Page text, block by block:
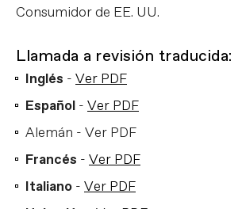
Consumidor de EE. UU.
Llamada a revisión traducida:
Inglés - Ver PDF
Español - Ver PDF
Alemán - Ver PDF
Francés - Ver PDF
Italiano - Ver PDF